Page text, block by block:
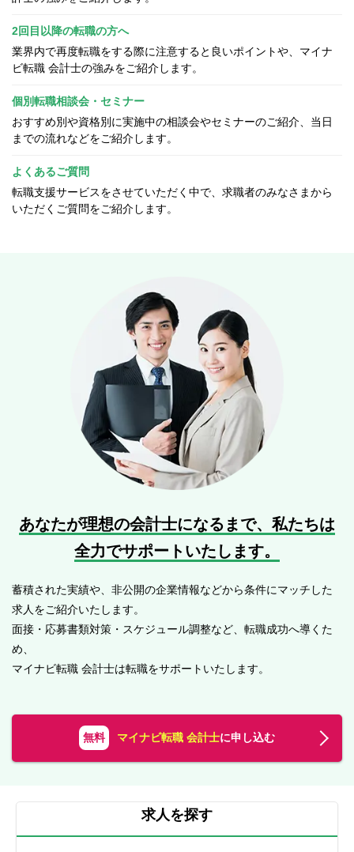
2回目以降の転職の方へ
業界内で再度転職をする際に注意すると良いポイントや、マイナ
ビ転職 会計士の強みをご紹介します。
個別転職相談会・セミナー
おすすめ別や資格別に実施中の相談会やセミナーのご紹介、当日
までの流れなどをご紹介します。
よくあるご質問
転職支援サービスをさせていただく中で、求職者のみなさまから
いただくご質問をご紹介します。
あなたが理想の会計士になるまで、 私たちは
全力でサポートいたします。
蓄積された実績や、非公開の企業情報などから条件にマッチした
求人をご紹介いたします。
面接・応募書類対策・スケジュール調整など、転職成功へ導くた
め、
マイナビ転職 会計士は転職をサポートいたします。
無料 マイナビ転職 会計士に申し込む
求人を探す